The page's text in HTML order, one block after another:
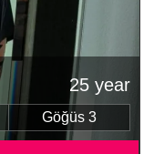
25 year
Göğüs 3